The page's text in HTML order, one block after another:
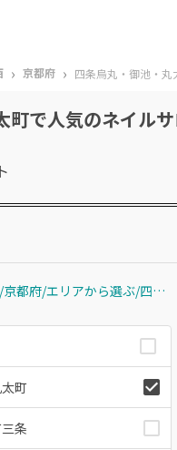
› 京都府 › 四条烏丸・御池・丸
町で人気のネイル
関西/京都府/エリアから選ぶ/四条烏丸・御池・丸太町
町
条